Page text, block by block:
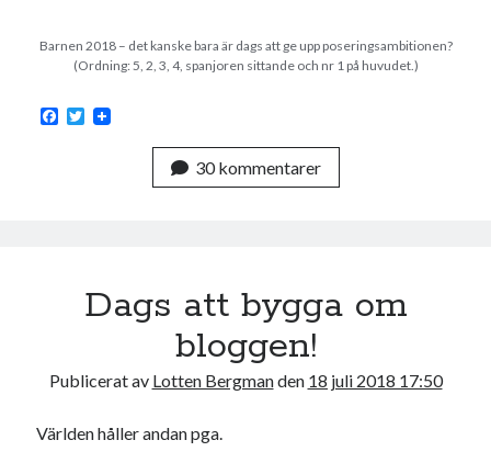
Barnen 2018 – det kanske bara är dags att ge upp poseringsambitionen?
(Ordning: 5, 2, 3, 4, spanjoren sittande och nr 1 på huvudet.)
F
T
30 kommentarer
Dags att bygga om
bloggen!
Publicerat av Lotten Bergmanden 18 juli 2018 17:50
Världen håller andan pga.